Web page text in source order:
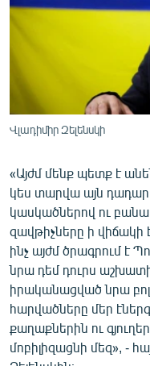
Վլադիմիր Զելենսկի
«Այժմ մենք պետք է
կես տարվա այն
կասկածներով ու
զավթիչները ի վիճակի
ինչ այժմ ծրագրում է
նրա դեմ դուրս
իրականացված նրա
հարվածները մեր
քաղաքներին ու
մոբիլիզացնի մեզ», -